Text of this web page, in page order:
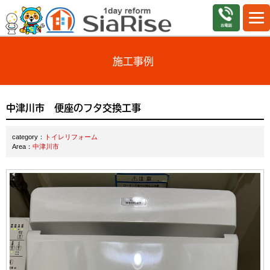
施工事例
中津川市 便座のフタ交換工事
category：
トイレリフォーム
Area： 中津川市